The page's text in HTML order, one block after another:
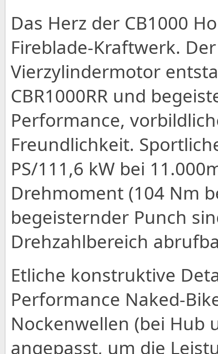
Das Herz der CB1000
Fireblade-Kraftwerk.
Vierzylindermotor
CBR1000RR und
Performance,
Freundlichkeit.
PS/111,6 kW bei
Drehmoment (104 Nm
begeisternder Punch
Drehzahlbereich
Etliche konstruktive
Performance Naked-
Nockenwellen (bei Hub
angepasst, um die